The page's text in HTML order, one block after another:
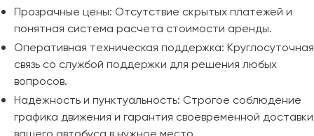
Прозрачные цены: Отсутствие скрытых платежей и
понятная система расчета стоимости аренды.
Оперативная техническая поддержка: Круглосуточная
связь со службой поддержки для решения любых
вопросов.
Надежность и пунктуальность: Строгое соблюдение
графика движения и гарантия своевременной доставки